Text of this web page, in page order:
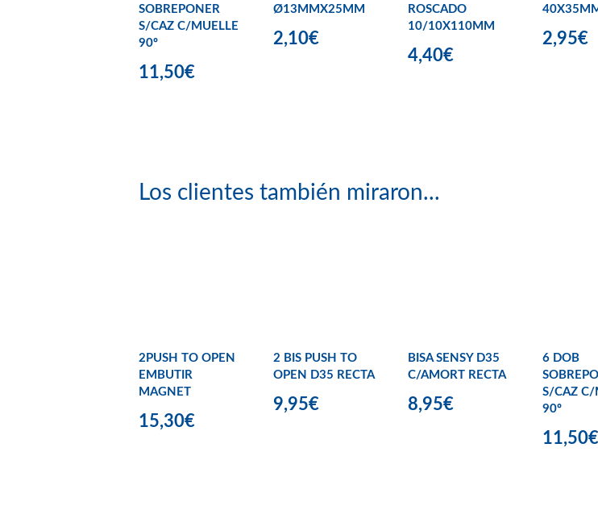
SOBREPONER
S/CAZ C/MUELLE
90º
11,50€
Ø13MMX25MM
2,10€
ROSCADO
10/10X110MM
4,40€
2,95€
Los clientes también miraron...
2PUSH TO OPEN
EMBUTIR
MAGNET
15,30€
2 BIS PUSH TO
OPEN D35 RECTA
9,95€
BISA SENSY D35
C/AMORT RECTA
8,95€
6 DOB
S/CAZ C/
90º
11,50€